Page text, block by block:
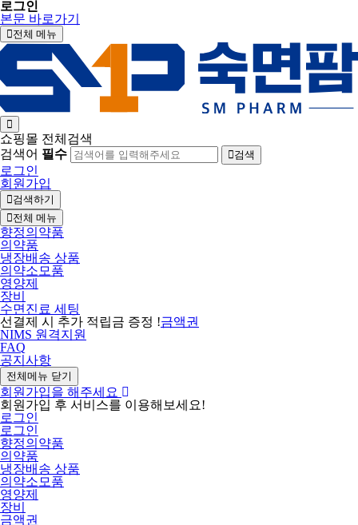
로그인
본문 바로가기
전체 메뉴
쇼핑몰 전체검색
검색어 필수 검색
로그인
회원가입
검색하기
전체 메뉴
향정의약품
의약품
냉장배송 상품
의약소모품
영양제
장비
수면진료 세팅
선결제 시 추가 적립금 증정 !금액권
NIMS 원격지원
FAQ
공지사항
전체메뉴 닫기
회원가입을 해주세요
회원가입 후 서비스를 이용해보세요!
로그인
로그인
향정의약품
의약품
냉장배송 상품
의약소모품
영양제
장비
금액권